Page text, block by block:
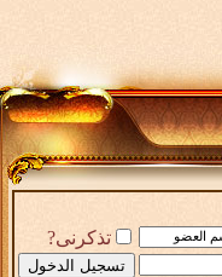
تذكرنى?